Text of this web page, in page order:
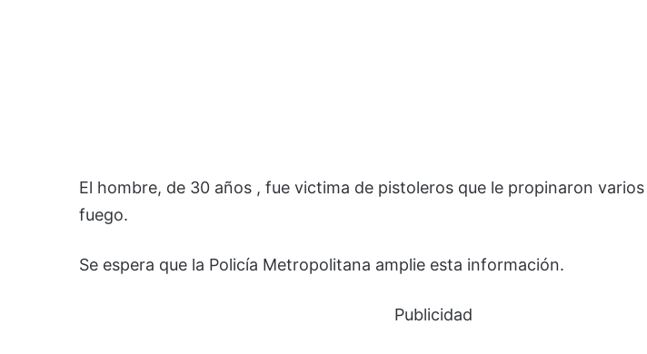
El hombre, de 30 años , fue victima de pistoleros que le propinaron
fuego.
Se espera que la Policía Metropolitana amplie esta información.
Publicidad